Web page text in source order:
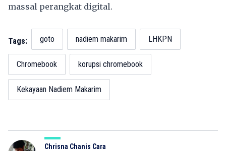
massal perangkat digital.
Tags: goto nadiem makarim LHKPN
Chromebook korupsi chromebook
Kekayaan Nadiem Makarim
Chrisna Chanis Cara